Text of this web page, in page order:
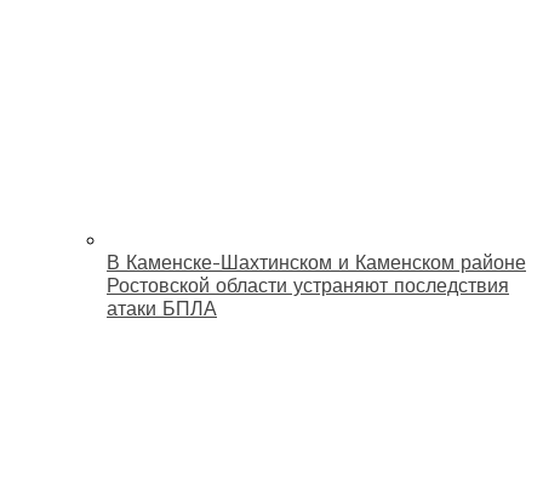
В Каменске-Шахтинском и Каменском районе
Ростовской области устраняют последствия
атаки БПЛА